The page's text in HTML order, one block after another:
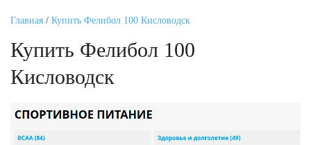
Главная / Купить Фелибол 100 Кисловодск
Купить Фелибол 100
Кисловодск